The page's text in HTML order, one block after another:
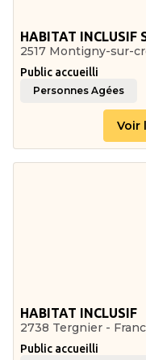
HABITAT INCLUSIF
2517 Montigny-sur-
Public accueilli
Personnes Agées
Voir
HABITAT INCLUSIF
2738 Tergnier -
Public accueilli